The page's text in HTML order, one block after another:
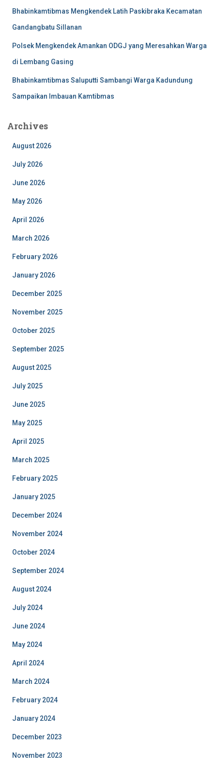
Bhabinkamtibmas Mengkendek Latih Paskibraka Kecamatan
Gandangbatu Sillanan
Polsek Mengkendek Amankan ODGJ yang Meresahkan Warga
di Lembang Gasing
Bhabinkamtibmas Saluputti Sambangi Warga Kadundung
Sampaikan Imbauan Kamtibmas
Archives
August 2026
July 2026
June 2026
May 2026
April 2026
March 2026
February 2026
January 2026
December 2025
November 2025
October 2025
September 2025
August 2025
July 2025
June 2025
May 2025
April 2025
March 2025
February 2025
January 2025
December 2024
November 2024
October 2024
September 2024
August 2024
July 2024
June 2024
May 2024
April 2024
March 2024
February 2024
January 2024
December 2023
November 2023